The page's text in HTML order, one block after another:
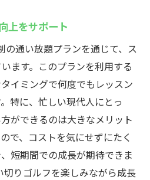
上をサポート
の通い放題プランを通じて、ス
ます。このプランを利用する
イミングで何度でもレッスン
特に、忙しい現代人にとっ
ができるのは大きなメリット
で、コストを気にせずにたく
短期間での成長が期待できま
切りゴルフを楽しみながら成長